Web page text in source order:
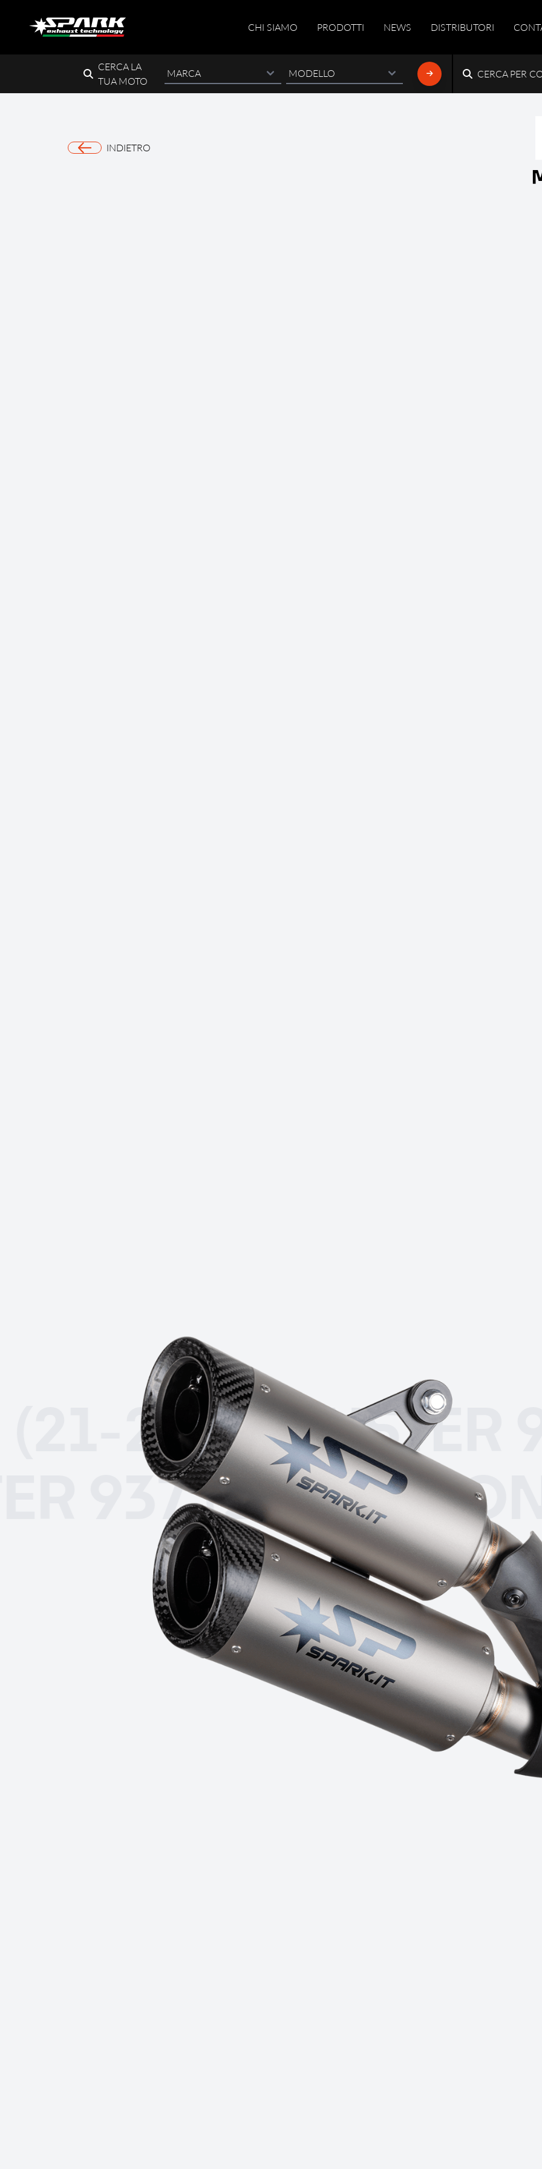
CHI SIAMO PRODOTTI NEWS DISTRIBUTORI
CERCA LA
TUA MOTO
CERCA PER
INDIETRO
25)MONSTER
937 (21-25)